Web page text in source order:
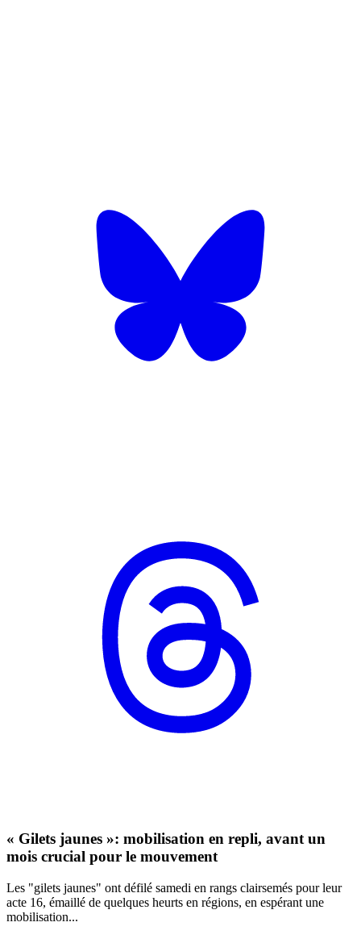
« Gilets jaunes »: mobilisation en repli, avant un
mois crucial pour le mouvement
Les "gilets jaunes" ont défilé samedi en rangs clairsemés pour leur
acte 16, émaillé de quelques heurts en régions, en espérant une
mobilisation...